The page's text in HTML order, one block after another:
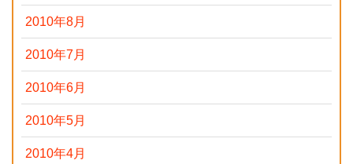
2010年8月
2010年7月
2010年6月
2010年5月
2010年4月